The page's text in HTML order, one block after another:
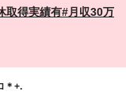
取得実績有#月収30万
＊+.